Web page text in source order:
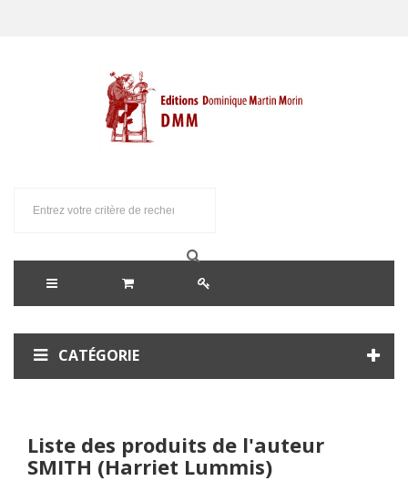
CATÉGORIE
Liste des produits de l'auteur
SMITH (Harriet Lummis)